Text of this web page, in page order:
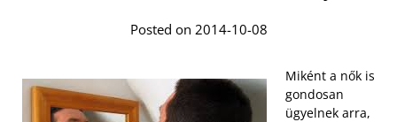
Posted on 2014-10-08
Miként a nők is
gondosan
ügyelnek arra,